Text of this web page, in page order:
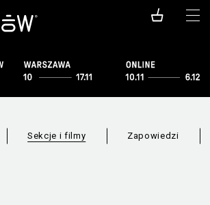
Sekcje i filmy Zapowiedzi